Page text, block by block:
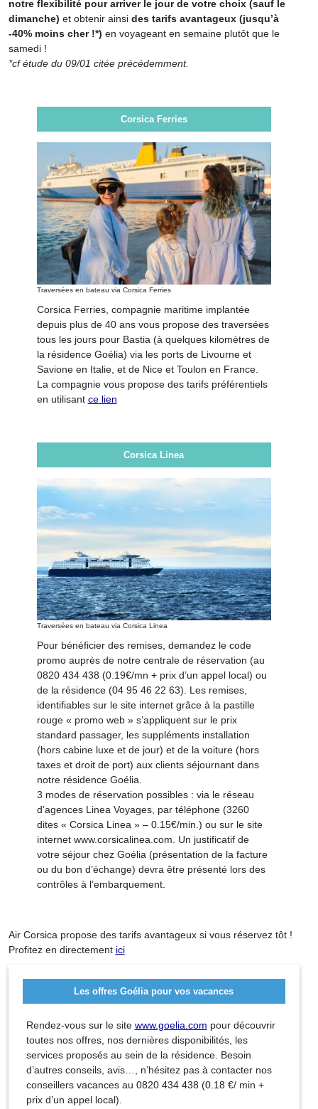
notre flexibilité pour arriver le jour de votre choix (sauf le
dimanche) et obtenir ainsi des tarifs avantageux (jusqu’à
-40% moins cher !*) en voyageant en semaine plutôt que le
samedi !
*cf étude du 09/01 citée précédemment.
Corsica Ferries
Traversées en bateau via Corsica Ferries
Corsica Ferries, compagnie maritime implantée
depuis plus de 40 ans vous propose des traversées
tous les jours pour Bastia (à quelques kilomètres de
la résidence Goélia) via les ports de Livourne et
Savione en Italie, et de Nice et Toulon en France.
La compagnie vous propose des tarifs préférentiels
en utilisant ce lien
Corsica Linea
Traversées en bateau via Corsica Linea
Pour bénéficier des remises, demandez le code
promo auprès de notre centrale de réservation (au
0820 434 438 (0.19€/mn + prix d’un appel local) ou
de la résidence (04 95 46 22 63). Les remises,
identifiables sur le site internet grâce à la pastille
rouge « promo web » s’appliquent sur le prix
standard passager, les suppléments installation
(hors cabine luxe et de jour) et de la voiture (hors
taxes et droit de port) aux clients séjournant dans
notre résidence Goélia.
3 modes de réservation possibles : via le réseau
d’agences Linea Voyages, par téléphone (3260
dites « Corsica Linea » – 0.15€/min.) ou sur le site
internet www.corsicalinea.com. Un justificatif de
votre séjour chez Goélia (présentation de la facture
ou du bon d’échange) devra être présenté lors des
contrôles à l’embarquement.
Air Corsica propose des tarifs avantageux si vous réservez tôt !
Profitez en directement ici
Les offres Goélia pour vos vacances
Rendez-vous sur le site www.goelia.com pour découvrir
toutes nos offres, nos dernières disponibilités, les
services proposés au sein de la résidence. Besoin
d’autres conseils, avis…, n’hésitez pas à contacter nos
conseillers vacances au 0820 434 438 (0.18 €/ min +
prix d’un appel local).